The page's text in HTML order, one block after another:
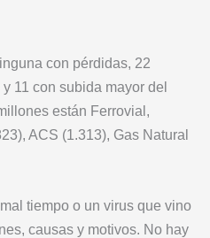
con pérdidas, 22
11 con subida mayor del
están Ferrovial,
ACS (1.313), Gas Natural
tiempo o un virus que vino
causas y motivos. No hay